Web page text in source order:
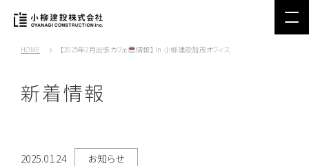
HOME 【2025年2月出張カフェ 情報】 in 小柳建設加茂オフィス
新着情報
2025.01.24 お知らせ